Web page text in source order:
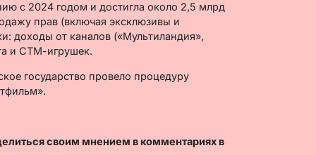
с 2024 годом и достигла около 2,5 млрд
прав (включая эксклюзивы и
доходы от каналов («Мультиландия»,
и СТМ-игрушек.
государство провело процедуру
своим мнением в комментариях в